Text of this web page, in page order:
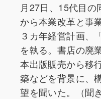
月27日、15代目
から本業改革と事
３カ年経営計画、
を執る。書店の廃
本出版販売から移
築などを背景に、
望を聞いた。（聞